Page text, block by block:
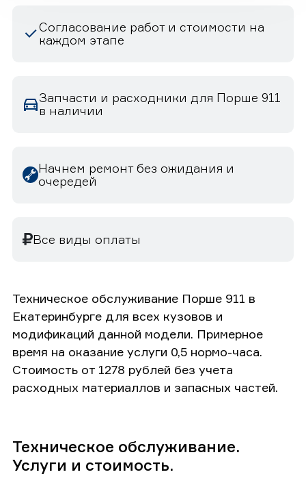
Согласование работ и стоимости на
каждом этапе
Запчасти и расходники для Порше 911
в наличии
Начнем ремонт без ожидания и
очередей
Все виды оплаты
Техническое обслуживание Порше 911 в
Екатеринбурге для всех кузовов и
модификаций данной модели. Примерное
время на оказание услуги 0,5 нормо-часа.
Стоимость от 1278 рублей без учета
расходных материаллов и запасных частей.
Техническое обслуживание.
Услуги и стоимость.